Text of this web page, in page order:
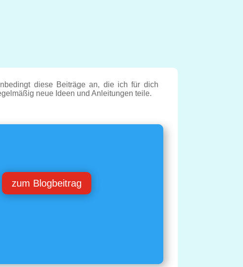
diese Beiträge an, die ich für dich
neue Ideen und Anleitungen teile.
zum Blogbeitrag